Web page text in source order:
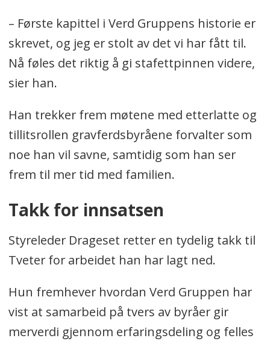
– Første kapittel i Verd Gruppens historie er
skrevet, og jeg er stolt av det vi har fått til.
Nå føles det riktig å gi stafettpinnen videre,
sier han.
Han trekker frem møtene med etterlatte og
tillitsrollen gravferdsbyråene forvalter som
noe han vil savne, samtidig som han ser
frem til mer tid med familien.
Takk for innsatsen
Styreleder Drageset retter en tydelig takk til
Tveter for arbeidet han har lagt ned.
Hun fremhever hvordan Verd Gruppen har
vist at samarbeid på tvers av byråer gir
merverdi gjennom erfaringsdeling og felles